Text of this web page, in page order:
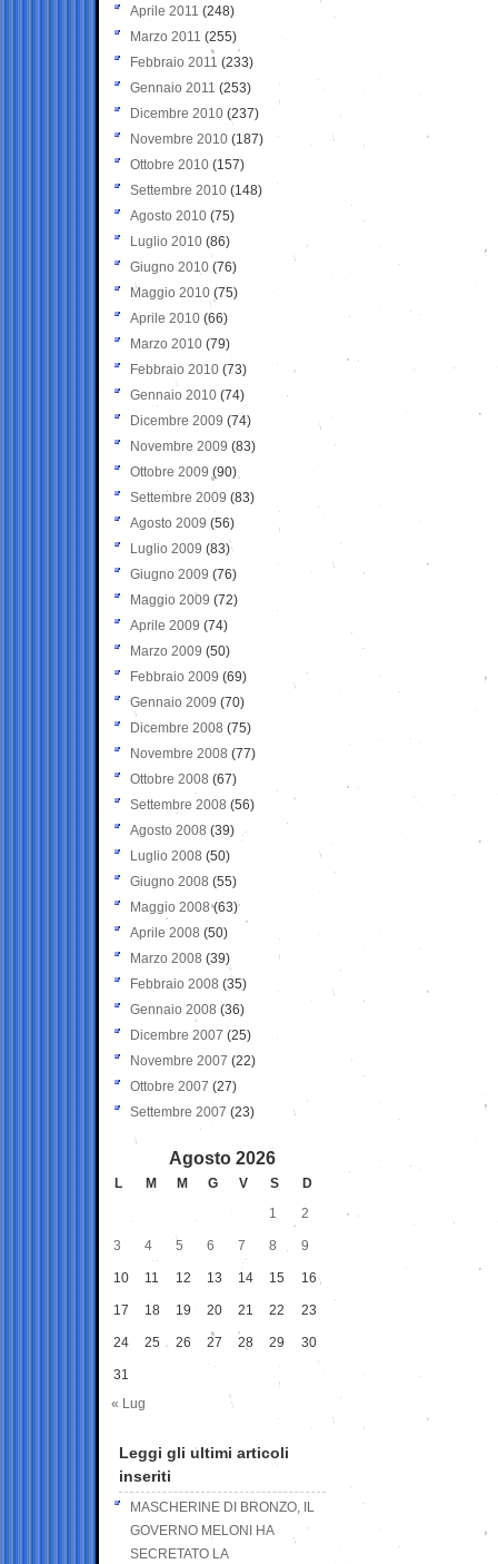
Aprile 2011 (248)
Marzo 2011 (255)
Febbraio 2011 (233)
Gennaio 2011 (253)
Dicembre 2010 (237)
Novembre 2010 (187)
Ottobre 2010 (157)
Settembre 2010 (148)
Agosto 2010 (75)
Luglio 2010 (86)
Giugno 2010 (76)
Maggio 2010 (75)
Aprile 2010 (66)
Marzo 2010 (79)
Febbraio 2010 (73)
Gennaio 2010 (74)
Dicembre 2009 (74)
Novembre 2009 (83)
Ottobre 2009 (90)
Settembre 2009 (83)
Agosto 2009 (56)
Luglio 2009 (83)
Giugno 2009 (76)
Maggio 2009 (72)
Aprile 2009 (74)
Marzo 2009 (50)
Febbraio 2009 (69)
Gennaio 2009 (70)
Dicembre 2008 (75)
Novembre 2008 (77)
Ottobre 2008 (67)
Settembre 2008 (56)
Agosto 2008 (39)
Luglio 2008 (50)
Giugno 2008 (55)
Maggio 2008(63)
Aprile 2008 (50)
Marzo 2008 (39)
Febbraio 2008 (35)
Gennaio 2008 (36)
Dicembre 2007 (25)
Novembre 2007 (22)
Ottobre 2007 (27)
Settembre 2007 (23)
Agosto 2026
L M M G V S
D
1
2
3 4 5 6 7 8 9
10 11 12 13 14 15 16
17 18 19 20 21 22 23
24 25 26 27 28 29 30
31
« Lug
Leggi gli ultimi articoli
inseriti
MASCHERINE DI BRONZO, IL
GOVERNO MELONI HA
SECRETATO LA